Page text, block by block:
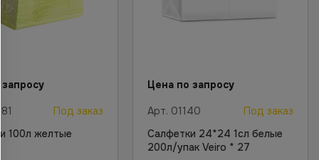
запросу
Под заказ
100л желтые
Цена по запросу
Арт. 01140
Под заказ
Салфетки 24*24 1сл белые
200л/упак Veiro * 27